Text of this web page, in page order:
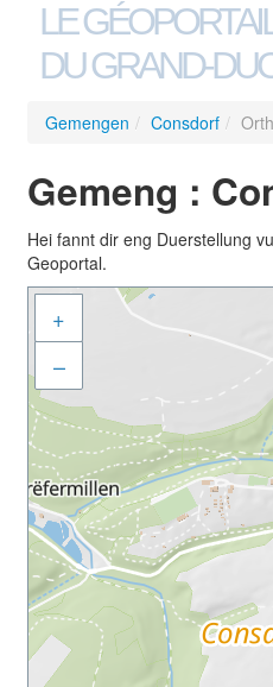
LE
DU GRAND-
Gemengen / Consdorf /
Gemeng :
Hei fannt dir eng Duerstellung
Geoportal.
+
–